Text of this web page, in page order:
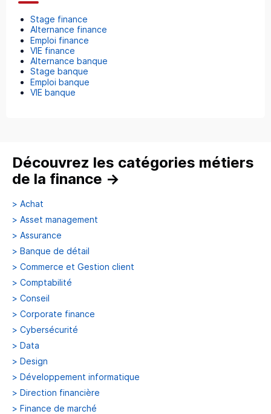
Stage finance
Alternance finance
Emploi finance
VIE finance
Alternance banque
Stage banque
Emploi banque
VIE banque
Découvrez les catégories métiers
de la finance →
> Achat
> Asset management
> Assurance
> Banque de détail
> Commerce et Gestion client
> Comptabilité
> Conseil
> Corporate finance
> Cybersécurité
> Data
> Design
> Développement informatique
> Direction financière
> Finance de marché